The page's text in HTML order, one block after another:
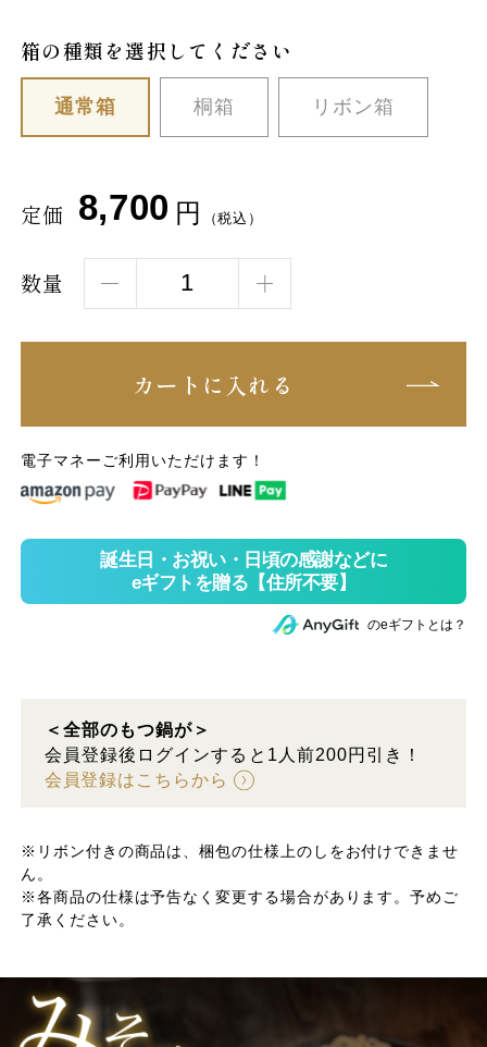
箱の種類を選択してください
通常箱 桐箱 リボン箱
定価 8,700 円 （税込）
数量
カートに入れる
電子マネーご利用いただけます！
のeギフトとは？
＜全部のもつ鍋が＞
会員登録後ログインすると1人前200円引き！
会員登録はこちらから
※リボン付きの商品は、梱包の仕様上のしをお付けできませ
ん。
※各商品の仕様は予告なく変更する場合があります。予めご
了承ください。